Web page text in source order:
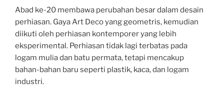
Abad ke-20 membawa perubahan besar dalam desain
perhiasan. Gaya Art Deco yang geometris, kemudian
diikuti oleh perhiasan kontemporer yang lebih
eksperimental. Perhiasan tidak lagi terbatas pada
logam mulia dan batu permata, tetapi mencakup
bahan-bahan baru seperti plastik, kaca, dan logam
industri.